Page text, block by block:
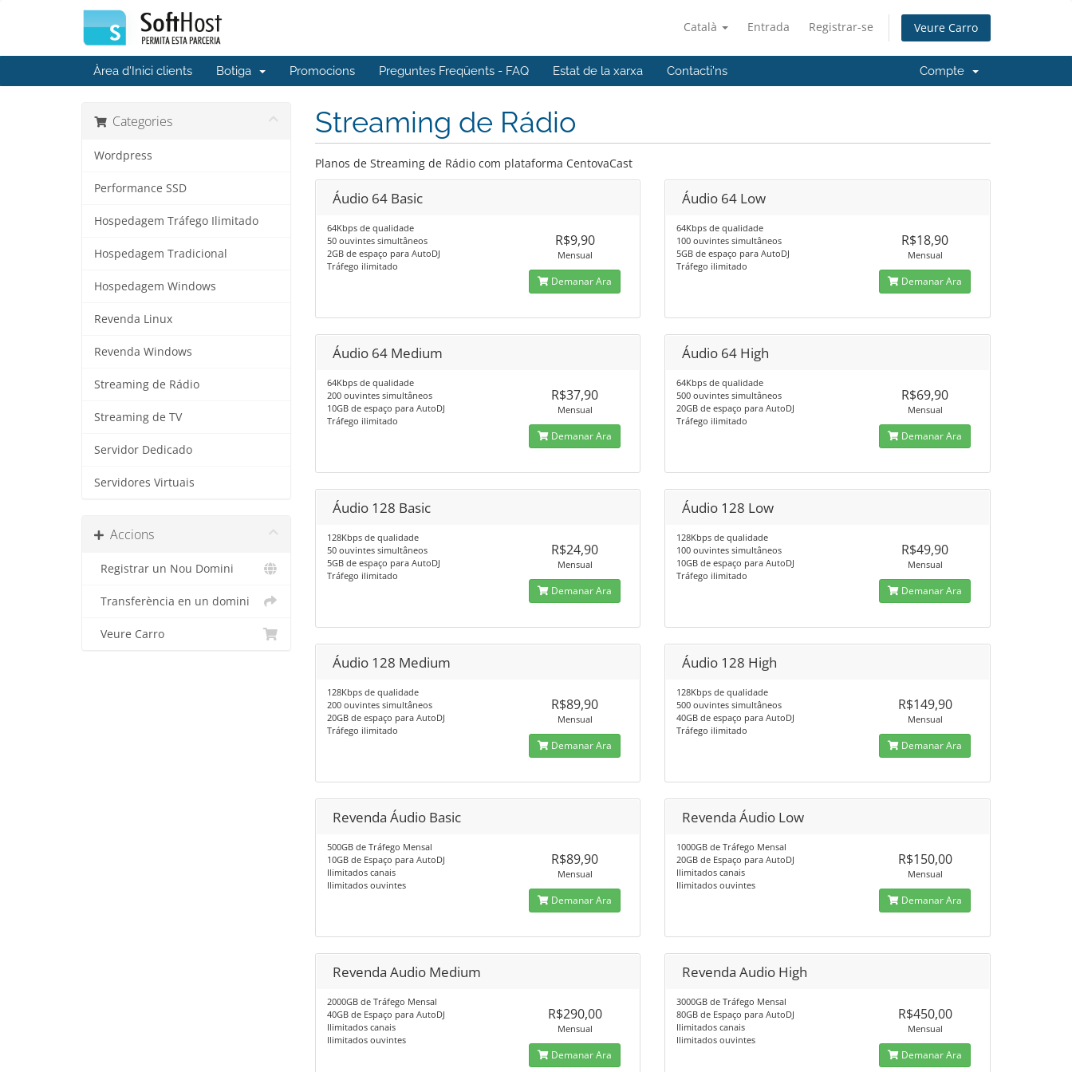
Català Entrada Registrar-se Veure Carro
Àrea d'Inici clients Botiga Promocions Preguntes Freqüents - FAQ Estat de la xarxa Contacti'ns Compte
Categories
Wordpress
Performance SSD
Hospedagem Tráfego Ilimitado
Hospedagem Tradicional
Hospedagem Windows
Revenda Linux
Revenda Windows
Streaming de Rádio
Streaming de TV
Servidor Dedicado
Servidores Virtuais
Accions
Registrar un Nou Domini
Transferència en un domini
Veure Carro
Streaming de Rádio
Planos de Streaming de Rádio com plataforma CentovaCast
Áudio 64 Basic
64Kbps de qualidade
50 ouvintes simultâneos
2GB de espaço para AutoDJ
Tráfego ilimitado
R$9,90
Mensual
Demanar Ara
Áudio 64 Low
64Kbps de qualidade
100 ouvintes simultâneos
5GB de espaço para AutoDJ
Tráfego ilimitado
R$18,90
Mensual
Demanar Ara
Áudio 64 Medium
64Kbps de qualidade
200 ouvintes simultâneos
10GB de espaço para AutoDJ
Tráfego ilimitado
R$37,90
Mensual
Demanar Ara
Áudio 64 High
64Kbps de qualidade
500 ouvintes simultâneos
20GB de espaço para AutoDJ
Tráfego ilimitado
R$69,90
Mensual
Demanar Ara
Áudio 128 Basic
128Kbps de qualidade
50 ouvintes simultâneos
5GB de espaço para AutoDJ
Tráfego ilimitado
R$24,90
Mensual
Demanar Ara
Áudio 128 Low
128Kbps de qualidade
100 ouvintes simultâneos
10GB de espaço para AutoDJ
Tráfego ilimitado
R$49,90
Mensual
Demanar Ara
Áudio 128 Medium
128Kbps de qualidade
200 ouvintes simultâneos
20GB de espaço para AutoDJ
Tráfego ilimitado
R$89,90
Mensual
Demanar Ara
Áudio 128 High
128Kbps de qualidade
500 ouvintes simultâneos
40GB de espaço para AutoDJ
Tráfego ilimitado
R$149,90
Mensual
Demanar Ara
Revenda Áudio Basic
500GB de Tráfego Mensal
10GB de Espaço para AutoDJ
Ilimitados canais
Ilimitados ouvintes
R$89,90
Mensual
Demanar Ara
Revenda Áudio Low
1000GB de Tráfego Mensal
20GB de Espaço para AutoDJ
Ilimitados canais
Ilimitados ouvintes
R$150,00
Mensual
Demanar Ara
Revenda Audio Medium
2000GB de Tráfego Mensal
40GB de Espaço para AutoDJ
Ilimitados canais
Ilimitados ouvintes
R$290,00
Mensual
Demanar Ara
Revenda Audio High
3000GB de Tráfego Mensal
80GB de Espaço para AutoDJ
Ilimitados canais
Ilimitados ouvintes
R$450,00
Mensual
Demanar Ara